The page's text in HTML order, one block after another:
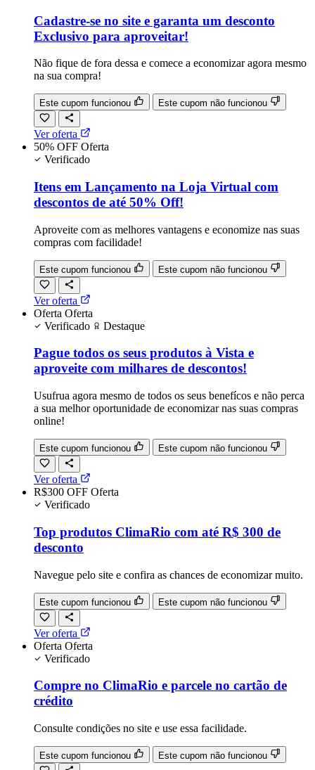
Cadastre-se no site e garanta um desconto
Exclusivo para aproveitar!
Não fique de fora dessa e comece a economizar agora mesmo
na sua compra!
Este cupom funcionou Este cupom não funcionou
Ver oferta
50% OFF Oferta
Verificado
Itens em Lançamento na Loja Virtual com
descontos de até 50% Off!
Aproveite com as melhores vantagens e economize nas suas
compras com facilidade!
Este cupom funcionou Este cupom não funcionou
Ver oferta
Oferta Oferta
Verificado
Destaque
Pague todos os seus produtos à Vista e
aproveite com milhares de descontos!
Usufrua agora mesmo de todos os seus benefícos e não perca
a sua melhor oportunidade de economizar nas suas compras
online!
Este cupom funcionou Este cupom não funcionou
Ver oferta
R$300 OFF Oferta
Verificado
Top produtos ClimaRio com até R$ 300 de
desconto
Navegue pelo site e confira as chances de economizar muito.
Este cupom funcionou Este cupom não funcionou
Ver oferta
Oferta Oferta
Verificado
Compre no ClimaRio e parcele no cartão de
crédito
Consulte condições no site e use essa facilidade.
Este cupom funcionou Este cupom não funcionou